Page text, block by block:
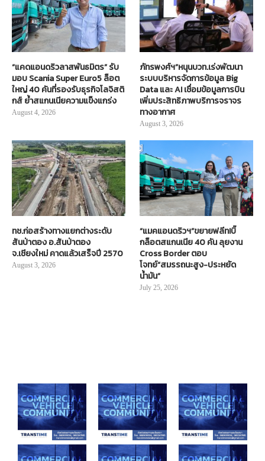
“แคดแอนดริวลาสพันธมิตร” รับ
มอบ Scania Super Euro5 ล็อต
ใหญ่ 40 คันที่รองรับธุรกิจโลจิสติ
กส์ ย้ำสแกนเนียความแข็งแกร่ง
August 4, 2026
ภัทรพงศ์ฯ”หนุนบวท.เร่งพัฒนา
ระบบบริหารจัดการข้อมูล Big
Data และ AI เชื่อมข้อมูลการบิน
เพิ่มประสิทธิภาพบริการจราจร
ทางอากาศ
August 3, 2026
ทช.ก่อสร้างทางแยกต่างระดับ
สันป่าตอง อ.สันป่าตอง
จ.เชียงใหม่ คาดแล้วเสร็จปี 2570
August 3, 2026
“แมคแอนดริวฯ”ขยายฟลีท!บิ๊
กล็อตสแกนเนีย 40 คัน ลุยงาน
Cross Border ตอบ
โจทย์“สมรรถนะสูง-ประหยัด
น้ำมัน”
July 25, 2026